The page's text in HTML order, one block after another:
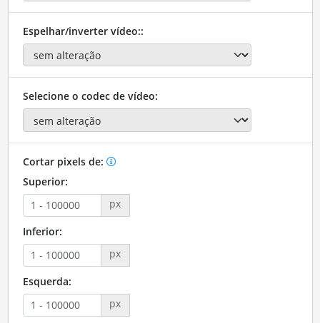
Espelhar/inverter vídeo::
Selecione o codec de vídeo:
Cortar pixels de:
Superior:
px
Inferior:
px
Esquerda:
px